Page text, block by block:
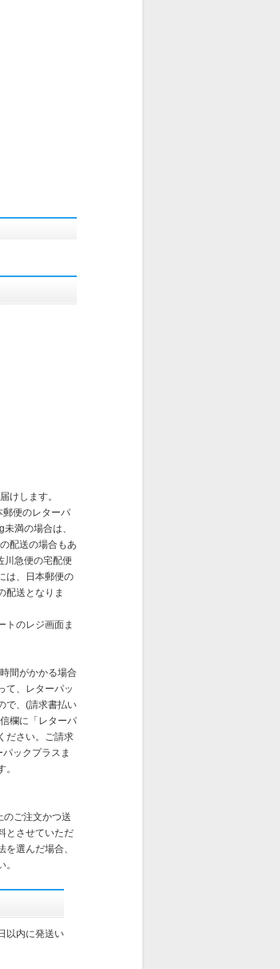
けします。
便のレターパ
満の場合は、
配送の場合もあ
川急便の宅配便
は、日本郵便の
配送となりま
トのレジ画面ま
間がかかる場合
て、レターパッ
で、(請求書払い
欄に「レターパ
ださい。ご請求
ックプラスま
のご注文かつ送
とさせていただ
選んだ場合、
以内に発送い